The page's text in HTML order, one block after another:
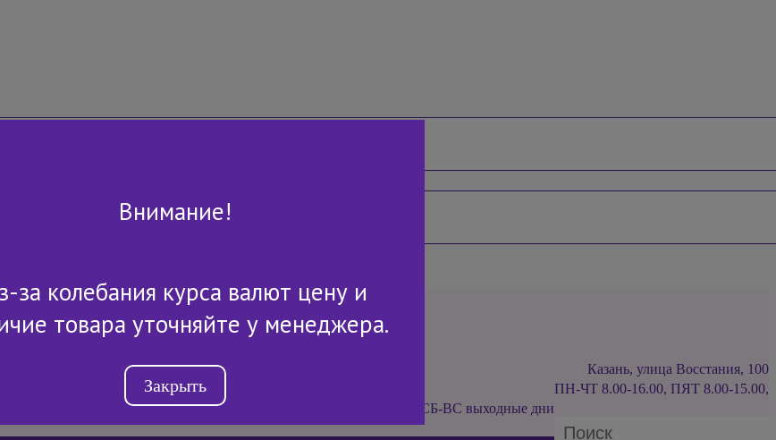
+7 (843) 2-507-607
Казань, улица Восстания, 100
ПН-ЧТ 8.00-16.00, ПЯТ 8.00-15.00,
СБ-ВС выходные дни
Внимание!
за колебания курса валют цену и
товара уточняйте у менеджера.
Закрыть